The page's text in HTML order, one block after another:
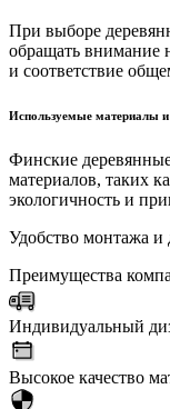
При выборе
обращать внимание
и соответствие
Используемые материалы и
Финские
материалов, таких
экологичность и
Удобство монтажа и
Преимущества
Индивидуальный
Высокое качество